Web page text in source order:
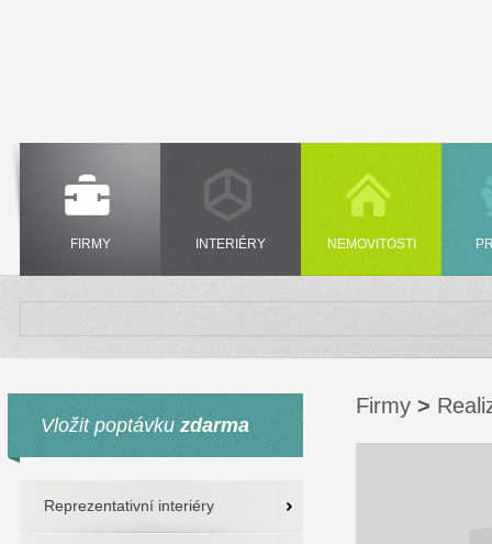
FIRMY INTERIÉRY NEMOVITOSTI
Vložit poptávku zdarma
Reprezentativní interiéry
Firmy >